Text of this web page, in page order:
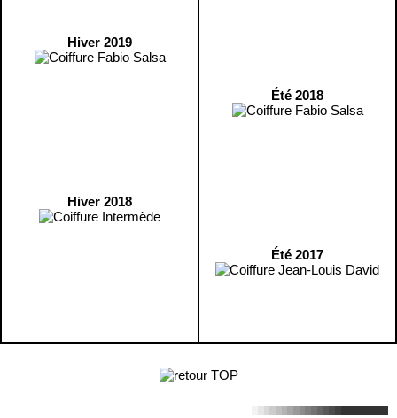
Hiver 2019
Hiver 2018
Été 2018
Été 2017